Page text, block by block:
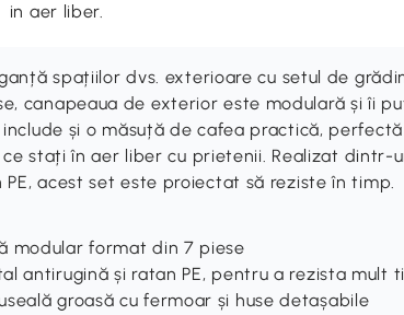
in aer liber.
spațiilor dvs. exterioare cu setul de
canapeaua de exterior este modulară și îi
și o măsuță de cafea practică,
stați în aer liber cu prietenii. Realizat dintr-
acest set este proiectat să reziste în timp.
modular format din 7 piese
antirugină și ratan PE, pentru a rezista mult
groasă cu fermoar și huse detașabile